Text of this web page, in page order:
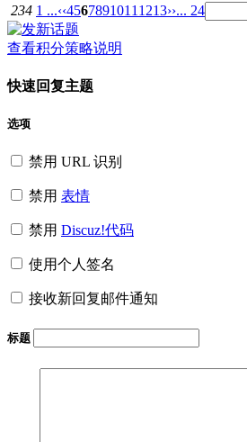
234 1 ...‹‹4567891011 1213››... 24
查看积分策略说明
快速回复主题
选项
禁用 URL 识别
禁用 表情
禁用 Discuz!代码
使用个人签名
接收新回复邮件通知
标题